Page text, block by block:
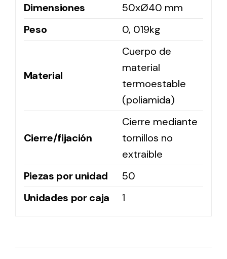
Dimensiones
50xØ40 mm
Peso
0, 019kg
Material
Cuerpo de
material
termoestable
(poliamida)
Cierre/fijación
Cierre mediante
tornillos no
extraible
Piezas por unidad
50
Unidades por caja
1